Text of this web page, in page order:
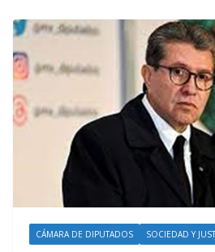
CÁMARA DE DIPUTADOS SOCIEDAD Y